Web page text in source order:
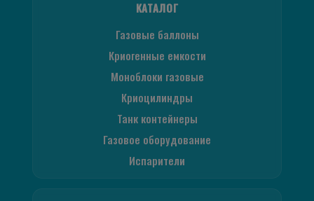
КАТАЛОГ
Газовые баллоны
Криогенные емкости
Моноблоки газовые
Криоцилиндры
Танк контейнеры
Газовое оборудование
Испарители